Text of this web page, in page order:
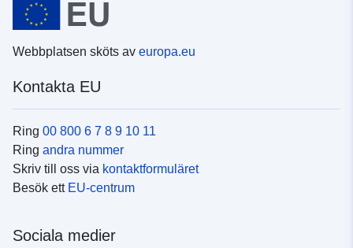
Webbplatsen sköts av europa.eu
Kontakta EU
Ring 00 800 6 7 8 9 10 11
Ring andra nummer
Skriv till oss via kontaktformuläret
Besök ett EU-centrum
Sociala medier